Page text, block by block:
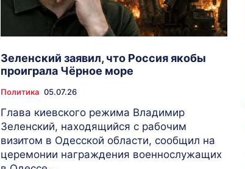
Зеленский заявил, что Россия якобы
проиграла Чёрное море
Политика 05.07.26
Глава киевского режима Владимир
Зеленский, находящийся с рабочим
визитом в Одесской области, сообщил на
церемонии награждения военнослужащих